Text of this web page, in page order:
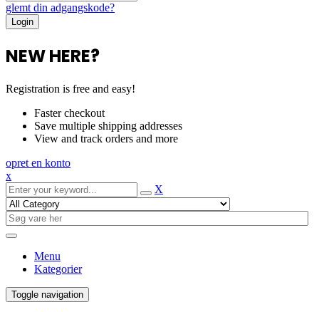
glemt din adgangskode?
NEW HERE?
Registration is free and easy!
Faster checkout
Save multiple shipping addresses
View and track orders and more
opret en konto
x
X
Menu
Kategorier
Toggle navigation